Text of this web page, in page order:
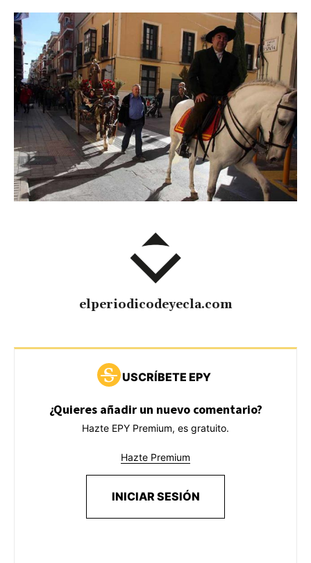
elperiodicodeyecla.com
USCRÍBETE EPY
¿Quieres añadir un nuevo comentario?
Hazte EPY Premium, es gratuito.
Hazte Premium
INICIAR SESIÓN